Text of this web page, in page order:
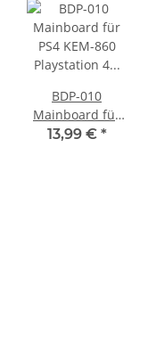
BDP-010
Mainboard für
PS4 KEM-860
13,99 € *